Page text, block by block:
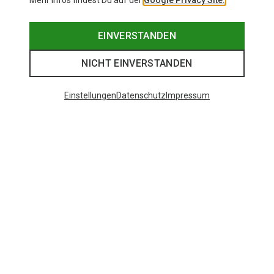
EINVERSTANDEN
NICHT EINVERSTANDEN
EinstellungenDatenschutz Impressum